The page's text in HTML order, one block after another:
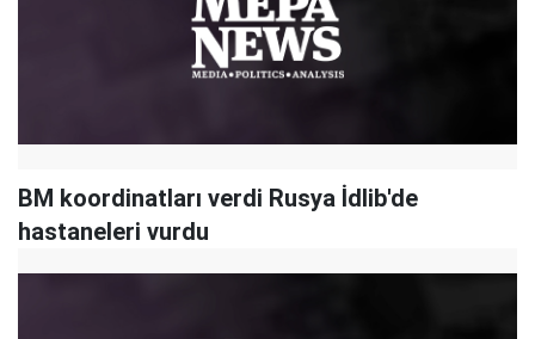
BM koordinatları verdi Rusya İdlib'de
hastaneleri vurdu